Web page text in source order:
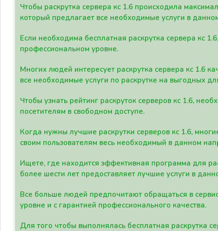
Чтобы раскрутка сервера кс 1.6 происходила
который предлагает все необходимые услуги в
Если необходима бесплатная раскрутка сервера кс
профессиональном уровне.
Многих людей интересует раскрутка сервера кс 1.6
все необходимые услуги по раскрутке на выгодных
Чтобы узнать рейтинг раскруток серверов кс 1.6,
посетителям в свободном доступе.
Когда нужны лучшие раскрутки серверов кс 1.6,
своим пользователям весь необходимый в данном
Ищете, где находится эффективная программа для
более шести лет предоставляет лучшие услуги в
Все больше людей предпочитают обращаться в
уровне и с гарантией профессионального качества.
Для того чтобы выполнялась бесплатная раскрутка